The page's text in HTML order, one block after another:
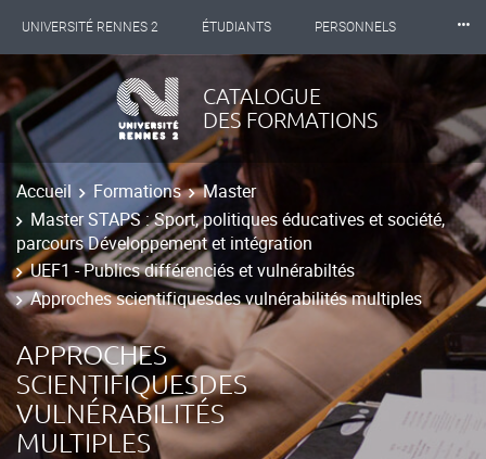
UNIVERSITÉ RENNES 2 ÉTUDIANTS PERSONNELS
INTERNATIONAL PROFESSIONNELS
LES NOUVELLES DE RENNES 2
⸱⸱⸱
CATALOGUE
DES FORMATIONS
Accueil Formations
Master
Master STAPS : Sport, politiques éducatives et société,
parcours Développement et intégration
UEF1 - Publics différenciés et vulnérabiltés
Approches scientifiquesdes vulnérabilités multiples
APPROCHES
SCIENTIFIQUESDES
VULNÉRABILITÉS
MULTIPLES